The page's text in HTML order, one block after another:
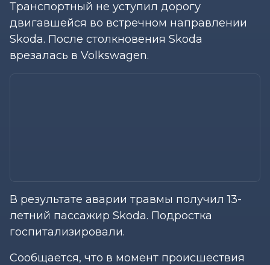
Транспортный не уступил дорогу
двигавшейся во встречном направлении
Skoda. После столкновения Skoda
врезалась в Volkswagen.
В результате аварии травмы получил 13-
летний пассажир Skoda. Подростка
госпитализировали.
Сообщается, что в момент происшествия